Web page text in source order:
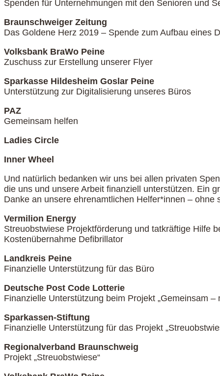
Spenden für Unternehmungen mit den Senioren und
Braunschweiger Zeitung
Das Goldene Herz 2019 – Spende zum Aufbau eines
Volksbank BraWo Peine
Zuschuss zur Erstellung unserer Flyer
Sparkasse Hildesheim Goslar Peine
Unterstützung zur Digitalisierung unseres Büros
PAZ
Gemeinsam helfen
Ladies Circle
Inner Wheel
Und natürlich bedanken wir uns bei allen privaten
die uns und unsere Arbeit finanziell unterstützen. Ein
Danke an unsere ehrenamtlichen Helfer*innen – ohne
Vermilion Energy
Streuobstwiese Projektförderung und tatkräftige Hilfe
Kostenübernahme Defibrillator
Landkreis Peine
Finanzielle Unterstützung für das Büro
Deutsche Post Code Lotterie
Finanzielle Unterstützung beim Projekt „Gemeinsam –
Sparkassen-Stiftung
Finanzielle Unterstützung für das Projekt
Regionalverband Braunschweig
Projekt „Streuobstwiese“